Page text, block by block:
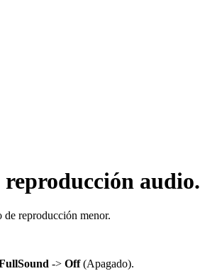
audio.
reproducción menor.
-> Off(Apagado).